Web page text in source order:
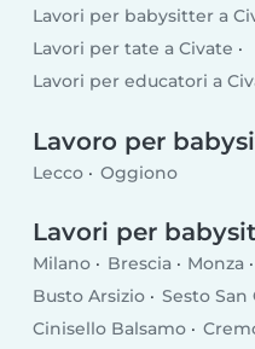
Lavori per babysitter a
Lavori per tate a Civate
Lavori per educatori a
Lavoro per
Lecco Oggiono
Lavori per
Milano Brescia Monza
Busto Arsizio
Sesto San
Cinisello Balsamo